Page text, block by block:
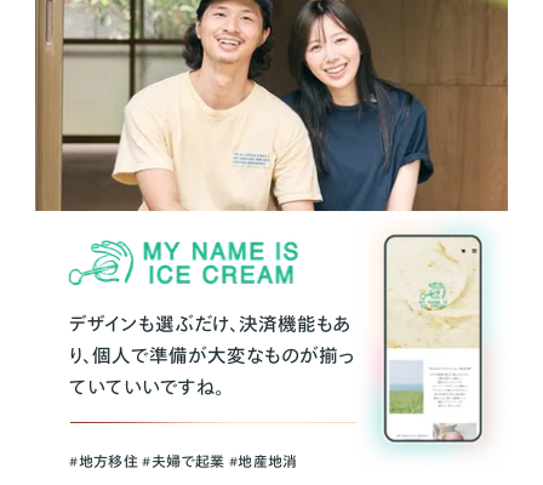
デザインも選ぶだけ、決済機能もあ
り、個人で準備が大変なものが揃っ
ていていいですね。
#地方移住 #夫婦で起業 #地産地消